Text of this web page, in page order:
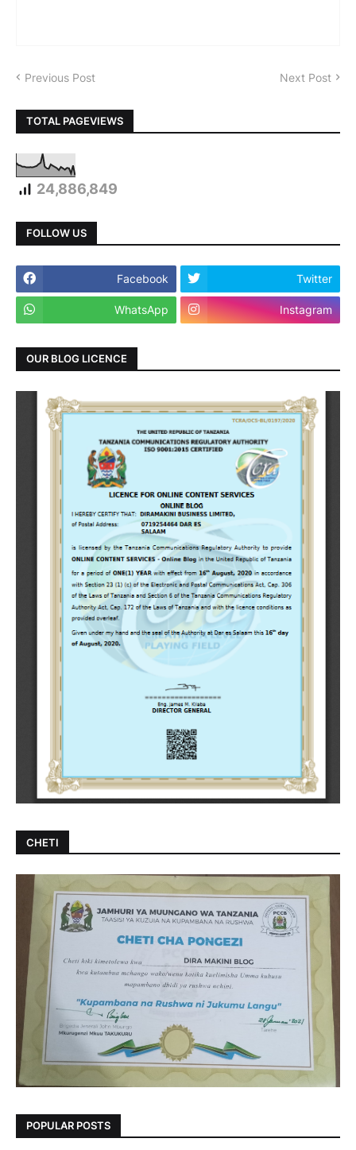
Previous Post Next Post
TOTAL PAGEVIEWS
24,886,849
FOLLOW US
Facebook Twitter
WhatsApp Instagram
OUR BLOG LICENCE
CHETI
POPULAR POSTS